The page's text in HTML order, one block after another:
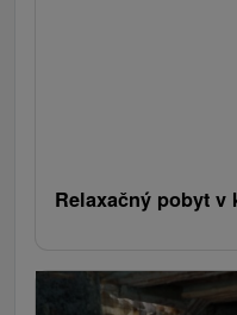
Relaxačný pobyt v